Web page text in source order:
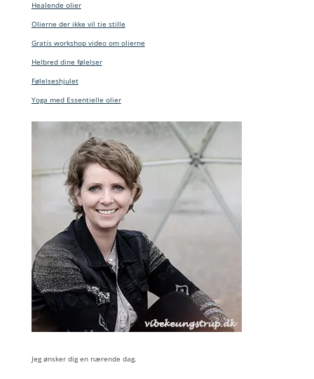
Healende olier
Olierne der ikke vil tie stille
Gratis workshop video om olierne
Helbred dine følelser
Følelseshjulet
Yoga med Essentielle olier
Jeg ønsker dig en nærende dag.